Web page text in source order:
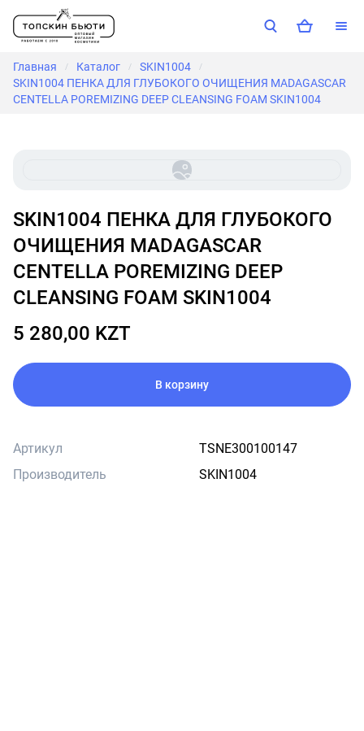
Главная / Каталог / SKIN1004 /
SKIN1004 ПЕНКА ДЛЯ ГЛУБОКОГО ОЧИЩЕНИЯ MADAGASCAR
CENTELLA POREMIZING DEEP CLEANSING FOAM SKIN1004
SKIN1004 ПЕНКА ДЛЯ ГЛУБОКОГО
ОЧИЩЕНИЯ MADAGASCAR
CENTELLA POREMIZING DEEP
CLEANSING FOAM SKIN1004
5 280,00 KZT
В корзину
Артикул
TSNE300100147
Производитель
SKIN1004